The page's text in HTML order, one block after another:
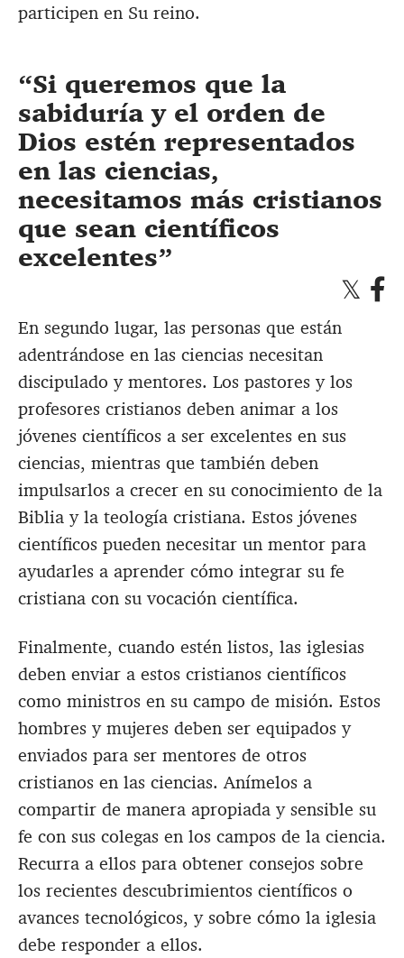
participen en Su reino.
Si queremos que la
sabiduría y el orden de
Dios estén representados
en las ciencias,
necesitamos más cristianos
que sean científicos
excelentes
En segundo lugar, las personas que están
adentrándose en las ciencias necesitan
discipulado y mentores. Los pastores y los
profesores cristianos deben animar a los
jóvenes científicos a ser excelentes en sus
ciencias, mientras que también deben
impulsarlos a crecer en su conocimiento de la
Biblia y la teología cristiana. Estos jóvenes
científicos pueden necesitar un mentor para
ayudarles a aprender cómo integrar su fe
cristiana con su vocación científica.
Finalmente, cuando estén listos, las iglesias
deben enviar a estos cristianos científicos
como ministros en su campo de misión. Estos
hombres y mujeres deben ser equipados y
enviados para ser mentores de otros
cristianos en las ciencias. Anímelos a
compartir de manera apropiada y sensible su
fe con sus colegas en los campos de la ciencia.
Recurra a ellos para obtener consejos sobre
los recientes descubrimientos científicos o
avances tecnológicos, y sobre cómo la iglesia
debe responder a ellos.